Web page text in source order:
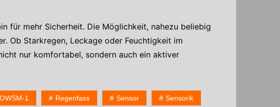
für mehr Sicherheit. Die Möglichkeit, nahezu beliebig
Ob Starkregen, Leckage oder Feuchtigkeit im
nur komfortabel, sondern auch ein aktiver
OWSM-1 Regenfass Sensor Sensorik